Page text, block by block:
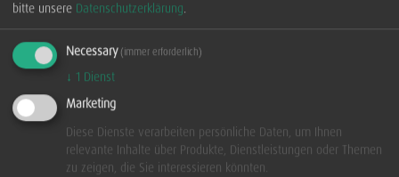
Impressionen 2018
...mehr
bitte unsere Datenschutzerklärung.
Necessary (immer erforderlich)
↓ 1 Dienst
Marketing
Diese Dienste verarbeiten persönliche Daten, um Ihnen
relevante Inhalte über Produkte, Dienstleistungen oder Themen
zu zeigen, die Sie interessieren könnten.